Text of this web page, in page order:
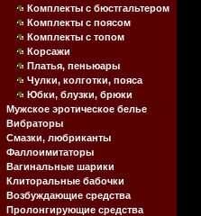
Комплекты с бюстгальтером
Комплекты с поясом
Комплекты с топом
Корсажи
Платья, пеньюары
Чулки, колготки, пояса
Юбки, блузки, брюки
Мужское эротическое белье
Вибраторы
Смазки, любриканты
Фаллоимитаторы
Вагинальные шарики
Клиторальные бабочки
Возбуждающие средства
Пролонгирующие средства